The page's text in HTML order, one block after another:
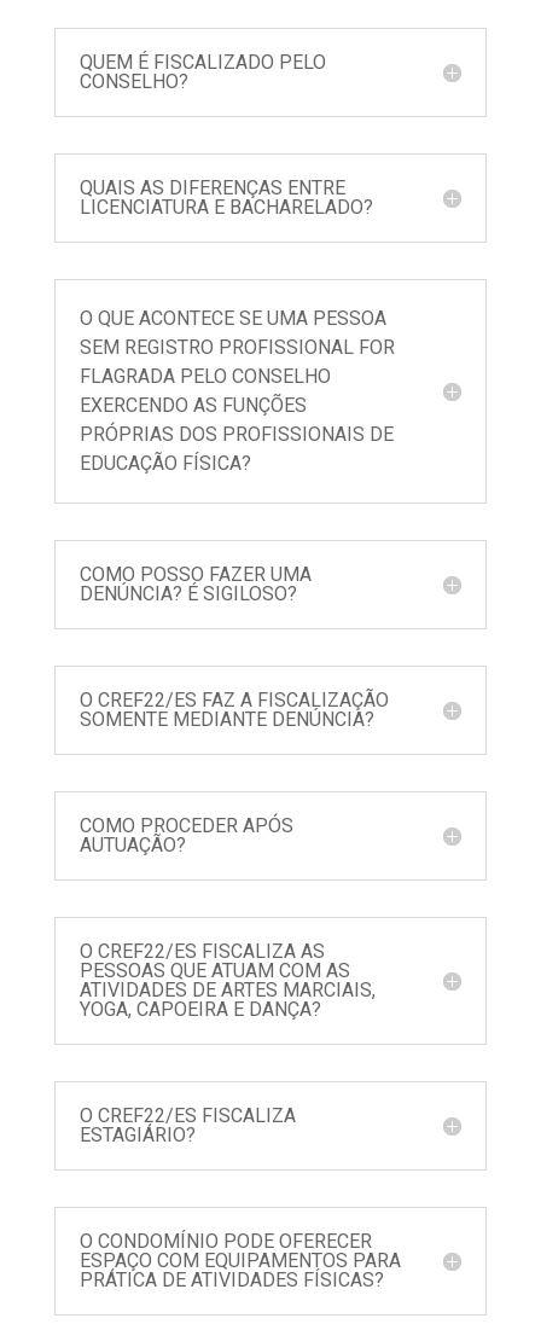
QUEM É FISCALIZADO PELO
CONSELHO?
QUAIS AS DIFERENÇAS ENTRE
LICENCIATURA E BACHARELADO?
O QUE ACONTECE SE UMA PESSOA
SEM REGISTRO PROFISSIONAL FOR
FLAGRADA PELO CONSELHO
EXERCENDO AS FUNÇÕES
PRÓPRIAS DOS PROFISSIONAIS DE
EDUCAÇÃO FÍSICA?
COMO POSSO FAZER UMA
DENÚNCIA? É SIGILOSO?
O CREF22/ES FAZ A FISCALIZAÇÃO
SOMENTE MEDIANTE DENÚNCIA?
COMO PROCEDER APÓS
AUTUAÇÃO?
O CREF22/ES FISCALIZA AS
PESSOAS QUE ATUAM COM AS
ATIVIDADES DE ARTES MARCIAIS,
YOGA, CAPOEIRA E DANÇA?
O CREF22/ES FISCALIZA
ESTAGIÁRIO?
O CONDOMÍNIO PODE OFERECER
ESPAÇO COM EQUIPAMENTOS PARA
PRÁTICA DE ATIVIDADES FÍSICAS?